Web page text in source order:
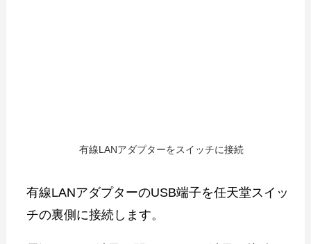
有線LANアダプターをスイッチに接続
有線LANアダプターのUSB端子を任天堂スイッ
チの裏側に接続します。